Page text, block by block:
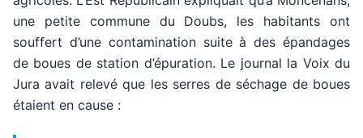
une petite commune du Doubs, les habitants ont
souffert d’une contamination suite à des épandages
de boues de station d’épuration. Le journal la Voix du
Jura avait relevé que les serres de séchage de boues
étaient en cause :